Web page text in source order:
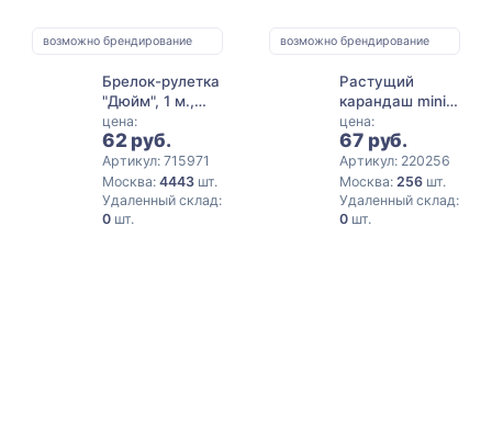
возможно брендирование
Брелок-рулетка
"Дюйм", 1 м.,
черный
цена:
62 руб.
Артикул: 715971
Москва: 4443шт.
Удаленный склад:
0шт.
возможно брендирование
Растущий
карандаш mini
Magicme (1шт) -
Паприка
цена:
67 руб.
Артикул: 220256
Москва:256 шт.
Удаленный склад:
0 шт.